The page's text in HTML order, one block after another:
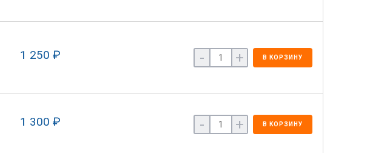
1 250 ₽ - + В КОРЗИНУ
1 300 ₽ - + В КОРЗИНУ